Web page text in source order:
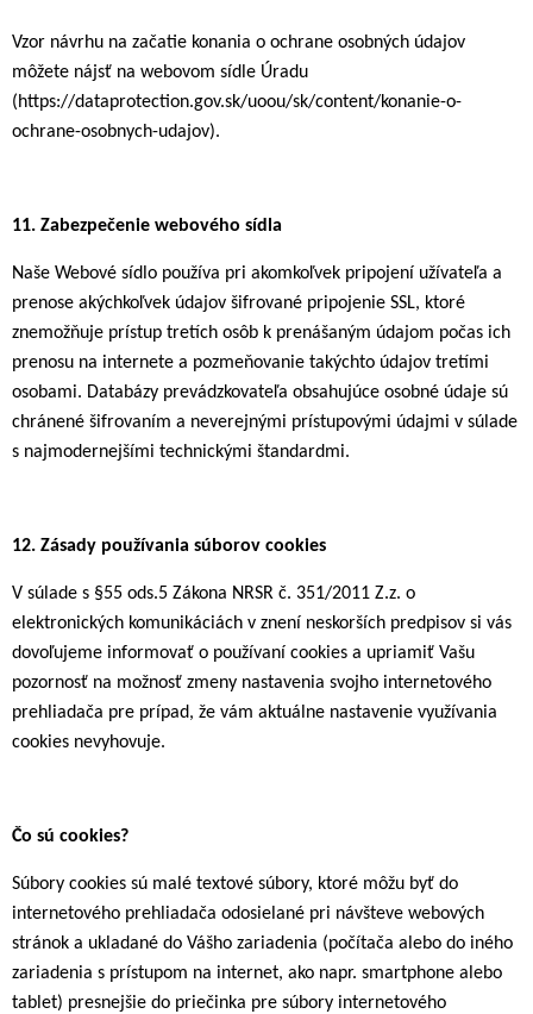
Vzor návrhu na začatie konania o ochrane osobných údajov
môžete nájsť na webovom sídle Úradu
(https://dataprotection.gov.sk/uoou/sk/content/konanie-o-
ochrane-osobnych-udajov).
11. Zabezpečenie webového sídla
Naše Webové sídlo používa pri akomkoľvek pripojení užívateľa a
prenose akýchkoľvek údajov šifrované pripojenie SSL, ktoré
znemožňuje prístup tretích osôb k prenášaným údajom počas ich
prenosu na internete a pozmeňovanie takýchto údajov tretími
osobami. Databázy prevádzkovateľa obsahujúce osobné údaje sú
chránené šifrovaním a neverejnými prístupovými údajmi v súlade
s najmodernejšími technickými štandardmi.
12. Zásady používania súborov cookies
V súlade s §55 ods.5 Zákona NRSR č. 351/2011 Z.z. o
elektronických komunikáciách v znení neskorších predpisov si vás
dovoľujeme informovať o používaní cookies a upriamiť Vašu
pozornosť na možnosť zmeny nastavenia svojho internetového
prehliadača pre prípad, že vám aktuálne nastavenie využívania
cookies nevyhovuje.
Čo sú cookies?
Súbory cookies sú malé textové súbory, ktoré môžu byť do
internetového prehliadača odosielané pri návšteve webových
stránok a ukladané do Vášho zariadenia (počítača alebo do iného
zariadenia s prístupom na internet, ako napr. smartphone alebo
tablet) presnejšie do priečinka pre súbory internetového